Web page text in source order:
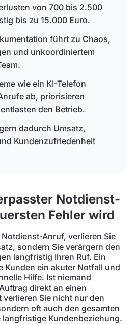
von 700 bis 2.500
bis zu 15.000 Euro.
führt zu Chaos,
und unkoordiniertem
wie ein KI-Telefon
ab, priorisieren
den Betrieb.
dadurch Umsatz,
Kundenzufriedenheit
Notdienst-
Fehler wird
Anruf, verlieren Sie
sondern Sie verärgern den
langfristig Ihren Ruf. Ein
Kunden ein akuter Notfall und
Hilfe. Ist niemand
direkt an einen
verlieren Sie nicht nur den
oft auch den gesamten
langfristige Kundenbeziehung.